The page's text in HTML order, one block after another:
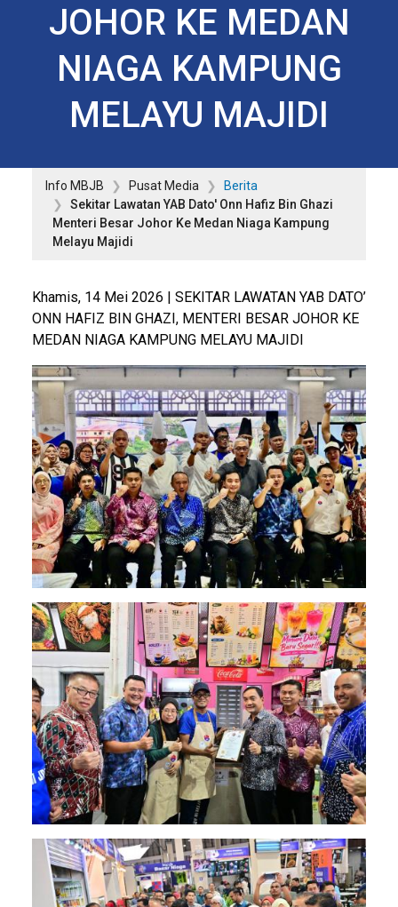
JOHOR KE MEDAN
NIAGA KAMPUNG
MELAYU MAJIDI
Info MBJB Pusat Media
Berita
Sekitar Lawatan YAB Dato' Onn Hafiz Bin Ghazi
Menteri Besar Johor Ke Medan Niaga Kampung
Melayu Majidi
Khamis, 14 Mei 2026 | SEKITAR LAWATAN YAB DATO’
ONN HAFIZ BIN GHAZI, MENTERI BESAR JOHOR KE
MEDAN NIAGA KAMPUNG MELAYU MAJIDI
Image
Image
Image